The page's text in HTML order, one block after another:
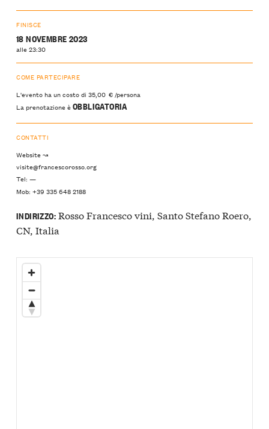
FINISCE
18 NOVEMBRE 2023
alle 23:30
COME PARTECIPARE
L'evento ha un costo di 35,00 € /persona
La prenotazione èOBBLIGATORIA
CONTATTI
Website ↝
visite@francescorosso.org
Tel: —
Mob: +39 335 648 2188
INDIRIZZO:Rosso Francesco vini, Santo Stefano Roero,
CN, Italia